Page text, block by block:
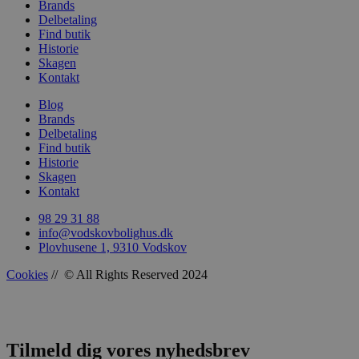
Brands
Delbetaling
Find butik
Historie
Skagen
Kontakt
Blog
Brands
Delbetaling
Find butik
Historie
Skagen
Kontakt
98 29 31 88
info@vodskovbolighus.dk
Plovhusene 1, 9310 Vodskov
Cookies // © All Rights Reserved 2024
Tilmeld dig vores nyhedsbrev